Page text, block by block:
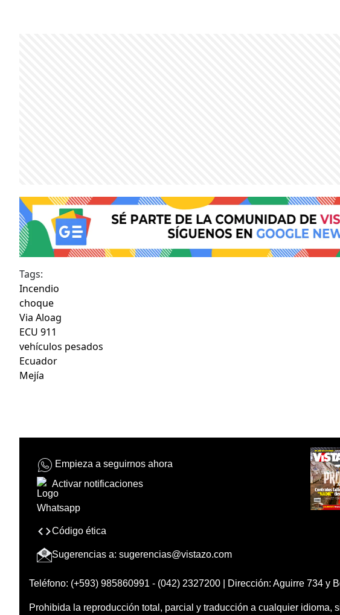
Tags:
Incendio
choque
Via Aloag
ECU 911
vehículos pesados
Ecuador
Mejía
Empieza a seguirnos ahora
Activar notificaciones
Código ética
Sugerencias a: sugerencias@vistazo.com
Teléfono: (+593) 985860991 - (042) 2327200 | Dirección: Aguirre 734 y
Prohibida la reproducción total, parcial y traducción a cualquier idioma,